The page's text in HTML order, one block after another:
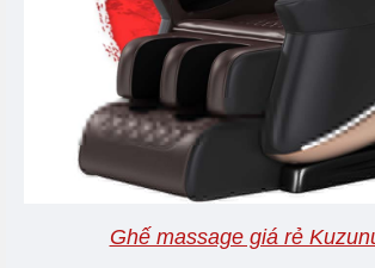
Ghế massage giá rẻ